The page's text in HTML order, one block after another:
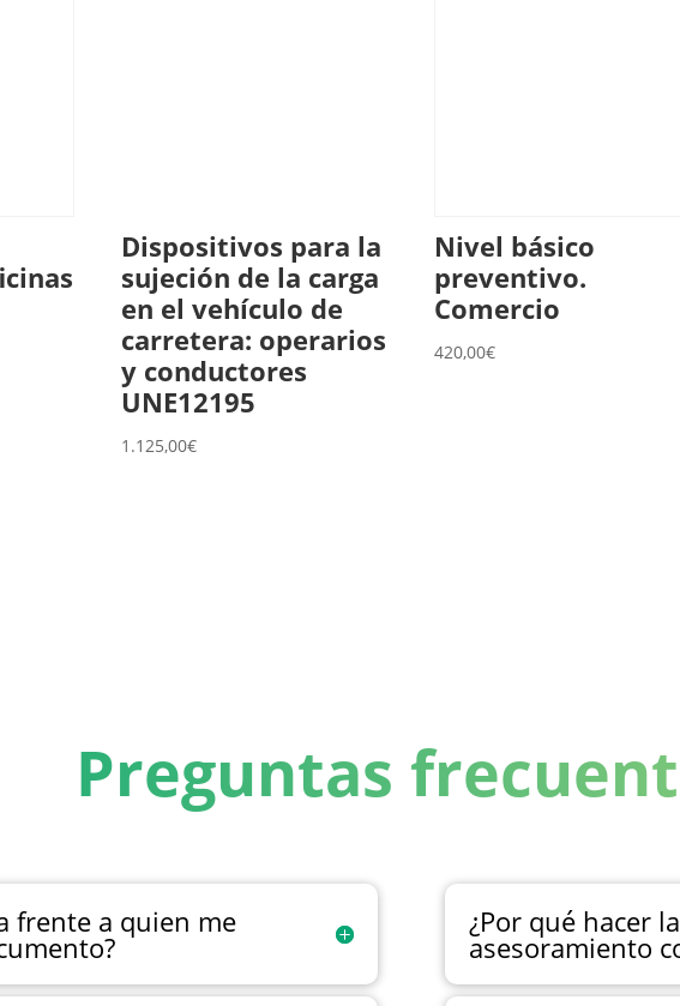
Dispositivos para la
sujeción de la carga
en el vehículo de
carretera: operarios
y conductores
UNE12195
1.125,00€
Nivel básico
preventivo.
Comercio
420,00€
Preguntas
frente a quien me ¿Por qué hacer
asesoramiento